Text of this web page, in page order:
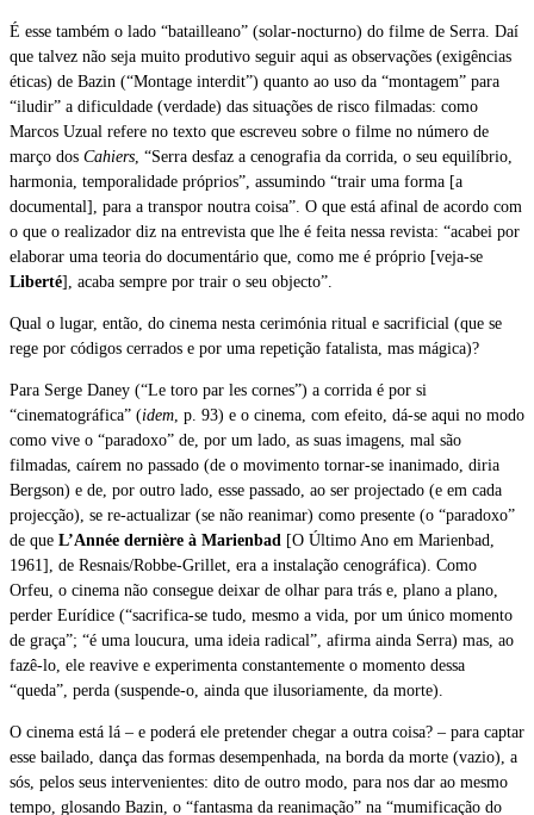
É esse também o lado “batailleano” (solar-nocturno) do filme de Serra. Daí
que talvez não seja muito produtivo seguir aqui as observações (exigências
éticas) de Bazin (“Montage interdit”) quanto ao uso da “montagem” para
“iludir” a dificuldade (verdade) das situações de risco filmadas: como
Marcos Uzual refere no texto que escreveu sobre o filme no número de
março dos Cahiers , “Serra desfaz a cenografia da corrida, o seu equilíbrio,
harmonia, temporalidade próprios”, assumindo “trair uma forma [a
documental], para a transpor noutra coisa”. O que está afinal de acordo com
o que o realizador diz na entrevista que lhe é feita nessa revista: “acabei por
elaborar uma teoria do documentário que, como me é próprio [veja-se
Liberté], acaba sempre por trair o seu objecto”.
Qual o lugar, então, do cinema nesta cerimónia ritual e sacrificial (que se
rege por códigos cerrados e por uma repetição fatalista, mas mágica)?
Para Serge Daney (“Le toro par les cornes”) a corrida é por si
“cinematográfica” (idem , p. 93) e o cinema, com efeito, dá-se aqui no modo
como vive o “paradoxo” de, por um lado, as suas imagens, mal são
filmadas, caírem no passado (de o movimento tornar-se inanimado, diria
Bergson) e de, por outro lado, esse passado, ao ser projectado (e em cada
projecção), se re-actualizar (se não reanimar) como presente (o “paradoxo”
de que L’Année dernière à Marienbad [O Último Ano em Marienbad,
1961], de Resnais/Robbe-Grillet, era a instalação cenográfica). Como
Orfeu, o cinema não consegue deixar de olhar para trás e, plano a plano,
perder Eurídice (“sacrifica-se tudo, mesmo a vida, por um único momento
de graça”; “é uma loucura, uma ideia radical”, afirma ainda Serra) mas, ao
fazê-lo, ele reavive e experimenta constantemente o momento dessa
“queda”, perda (suspende-o, ainda que ilusoriamente, da morte).
O cinema está lá – e poderá ele pretender chegar a outra coisa? – para captar
esse bailado, dança das formas desempenhada, na borda da morte (vazio), a
sós, pelos seus intervenientes: dito de outro modo, para nos dar ao mesmo
tempo, glosando Bazin, o “fantasma da reanimação” na “mumificação do